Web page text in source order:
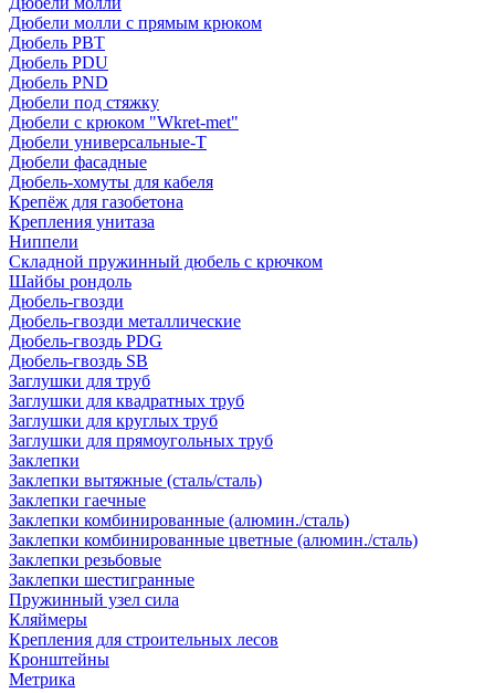
Дюбели молли с прямым крюком
Дюбель PBT
Дюбель PDU
Дюбель PND
Дюбели под стяжку
Дюбели с крюком "Wkret-met"
Дюбели универсальные-Т
Дюбели фасадные
Дюбель-хомуты для кабеля
Крепёж для газобетона
Крепления унитаза
Ниппели
Складной пружинный дюбель с крючком
Шайбы рондоль
Дюбель-гвозди
Дюбель-гвозди металлические
Дюбель-гвоздь PDG
Дюбель-гвоздь SB
Заглушки для труб
Заглушки для квадратных труб
Заглушки для круглых труб
Заглушки для прямоугольных труб
Заклепки
Заклепки вытяжные (сталь/сталь)
Заклепки гаечные
Заклепки комбинированные (алюмин./сталь)
Заклепки комбинированные цветные (алюмин./сталь)
Заклепки резьбовые
Заклепки шестигранные
Пружинный узел сила
Кляймеры
Крепления для строительных лесов
Кронштейны
Метрика